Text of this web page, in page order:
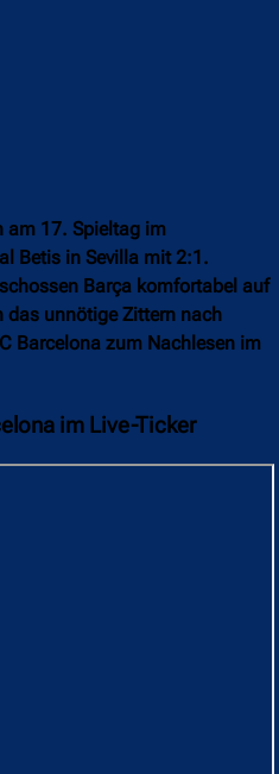
am 17. Spieltag im
Betis in Sevilla mit 2:1.
Barça komfortabel auf
das unnötige Zittern nach
Barcelona zum Nachlesen im
im Live-Ticker